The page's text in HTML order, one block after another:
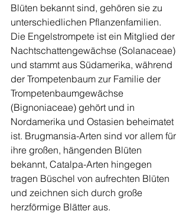
Blüten bekannt sind, gehören sie zu
unterschiedlichen Pflanzenfamilien.
Die Engelstrompete ist ein Mitglied der
Nachtschattengewächse (Solanaceae)
und stammt aus Südamerika, während
der Trompetenbaum zur Familie der
Trompetenbaumgewächse
(Bignoniaceae) gehört und in
Nordamerika und Ostasien beheimatet
ist. Brugmansia-Arten sind vor allem für
ihre großen, hängenden Blüten
bekannt, Catalpa-Arten hingegen
tragen Büschel von aufrechten Blüten
und zeichnen sich durch große
herzförmige Blätter aus.